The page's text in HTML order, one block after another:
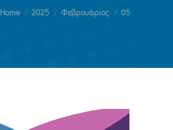
You are here:
Home 2025 Φεβρουάριος 05